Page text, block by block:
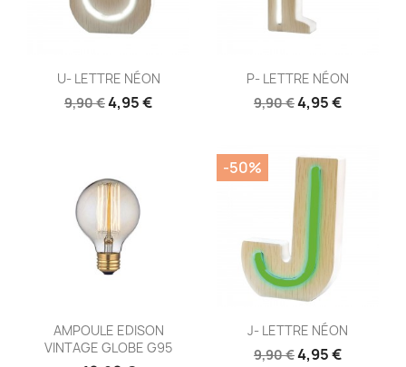
 Aperçu rapide
U- LETTRE NÉON
9,90 €4,95 €
 Aperçu rapide
P- LETTRE NÉON
9,90 €4,95 €
Aperçu rapide
AMPOULE EDISON
VINTAGE GLOBE G95
Aperçu rapide
J- LETTRE NÉON
9,90 €4,95 €
-50%